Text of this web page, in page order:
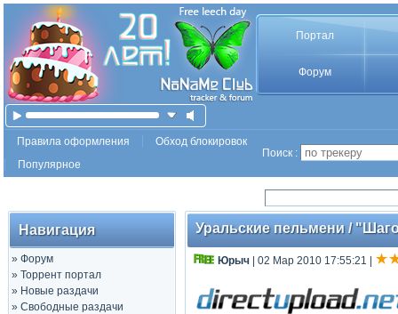
Портал
Форум
Правила оформления
Обход блокировок
Популярное
Поиск :
Навигация
» Форум
» Торрент портал
» Новые раздачи
» Свободные раздачи
Уральские пельмени /
Юрыч | 02 Мар 2010 17:55:21